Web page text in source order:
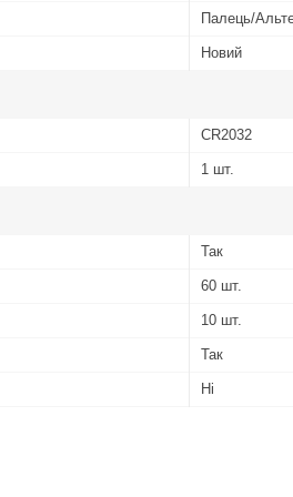
Палець/
Новий
CR2032
1 шт.
Так
60 шт.
10 шт.
Так
Ні